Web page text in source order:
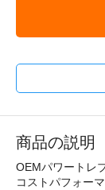
商品の説明
OEMパワートレ
コストパフォー